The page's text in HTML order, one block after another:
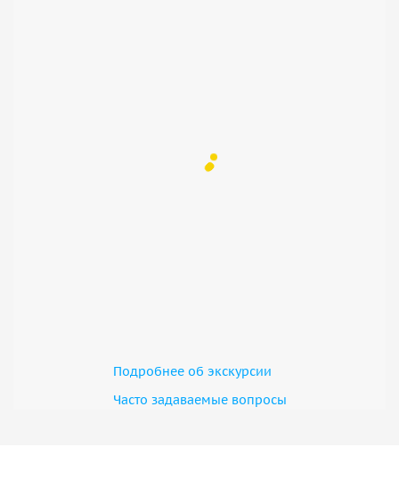
Подробнее об экскурсии
Часто задаваемые вопросы